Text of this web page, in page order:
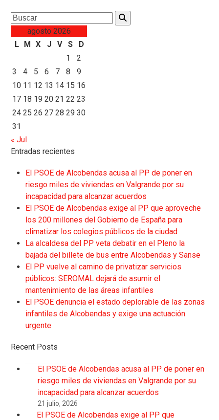
Search
agosto 2026
L M X J V S
D
1
2
3
4 5 6 7 8
9
10 11 12 13 14 15 16
17 18 19 20 21 22 23
24 25 26 27 28 29 30
31
« Jul
Entradas recientes
El PSOE de Alcobendas acusa al PP de poner en
riesgo miles de viviendas en Valgrande por su
incapacidad para alcanzar acuerdos
El PSOE de Alcobendas exige al PP que aproveche
los 200 millones del Gobierno de España para
climatizar los colegios públicos de la ciudad
La alcaldesa del PP veta debatir en el Pleno la
bajada del billete de bus entre Alcobendas y Sanse
El PP vuelve al camino de privatizar servicios
públicos: SEROMAL dejará de asumir el
mantenimiento de las áreas infantiles
El PSOE denuncia el estado deplorable de las zonas
infantiles de Alcobendas y exige una actuación
urgente
Recent Posts
El PSOE de Alcobendas acusa al PP de poner en
riesgo miles de viviendas en Valgrande por su
incapacidad para alcanzar acuerdos
21 julio, 2026
El PSOE de Alcobendas exige al PP que